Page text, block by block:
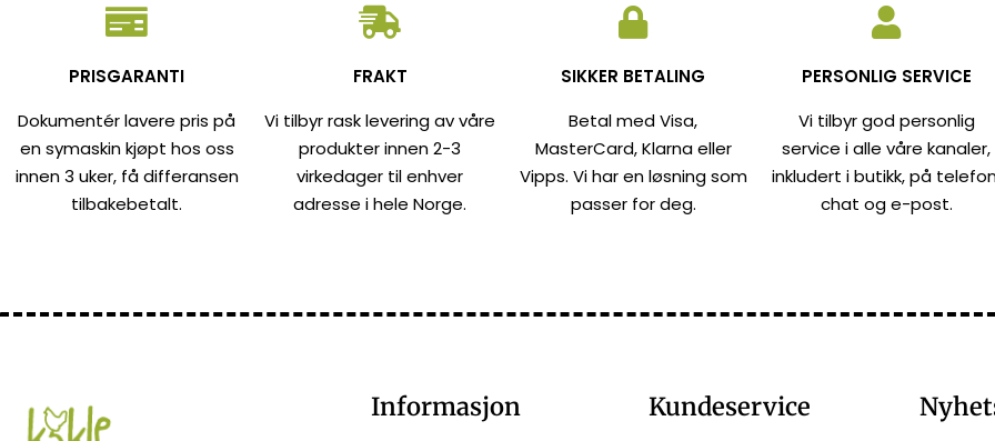
PRISGARANTI
Dokumentér lavere pris på
en symaskin kjøpt hos oss
innen 3 uker, få differansen
tilbakebetalt.
FRAKT
Vi tilbyr rask levering av våre
produkter innen 2-3
virkedager til enhver
adresse i hele Norge.
SIKKER BETALING
Betal med Visa,
MasterCard, Klarna eller
Vipps. Vi har en løsning som
passer for deg.
PERSONLIG SERVICE
Vi tilbyr god personlig
service i alle våre kanaler,
inkludert i butikk, på
chat og e-post.
Informasjon Kundeservice